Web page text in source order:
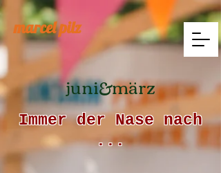
marcel pilz
juni&märz
Immer der Nase nach
...